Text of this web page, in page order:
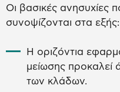
Οι βασικές ανησυχίες
συνοψίζονται στα εξής:
Η οριζόντια
μείωσης προκαλεί
των κλάδων.